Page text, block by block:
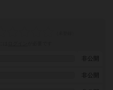
非公開
非公開